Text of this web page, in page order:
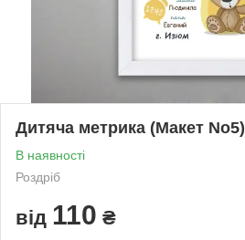
Дитяча метрика (Макет No5)
В наявності
Роздріб
від 110 ₴